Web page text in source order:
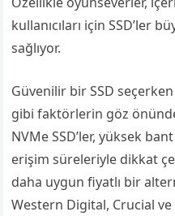
kullanıcıları için SSD’ler
sağlıyor.
Güvenilir bir SSD seçerken
gibi faktörlerin göz
NVMe SSD’ler, yüksek
erişim süreleriyle dikkat
daha uygun fiyatlı bir
Western Digital, Crucial